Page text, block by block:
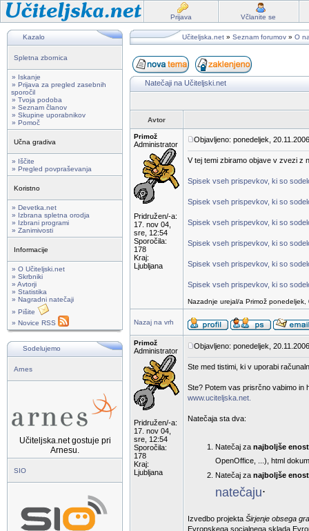
Prijava Včlanite se
Kazalo
Spletna zbornica
» Iskanje
» Prijava za pregled zasebnih
sporočil
» Tvoja podoba
» Seznam članov
» Skupine uporabnikov
» Pomoč
Učna gradiva
» Iščite
» Pregled povpraševanja
Koristno
» Devetka.net
» Izbrana spletna orodja
» Izbrani programi
» Zanimivosti
Informacije
» O Učiteljski.net
» Skrbniki
» Avtorji
» Statistika
» Nagradni natečaji
» Pišite
» Novice RSS
Sodelujemo
Arnes
Učiteljska.net gostuje pri
Arnesu.
SIO
Učiteljska.net » Seznam forumov » O
Natečaji na Učiteljski.net
Avtor
Primož
Administrator
Pridružen/-a:
17. nov 04,
sre, 12:54
Sporočila:
178
Kraj:
Ljubljana
Objavljeno: ponedeljek,
V tej temi zbiramo objave v zvezi z
Spisek vseh prispevkov, ki so
Spisek vseh prispevkov, ki so
Spisek vseh prispevkov, ki so
Spisek vseh prispevkov, ki so
Spisek vseh prispevkov, ki so
Spisek vseh prispevkov, ki so
Nazadnje urejal/a Primož
Nazaj na vrh
Primož
Administrator
Pridružen/-a:
17. nov 04,
sre, 12:54
Sporočila:
178
Kraj:
Ljubljana
Objavljeno: ponedeljek,
Ste med tistimi, ki v uporabi
Ste? Potem vas prisrčno vabimo in
www.uciteljska.net.
Natečaja sta dva:
Natečaj za najboljše
OpenOffice, ...), html
Natečaj za najboljše
natečaju.
Izvedbo projekta Širjenje obsega
Evropskega socialnega sklada